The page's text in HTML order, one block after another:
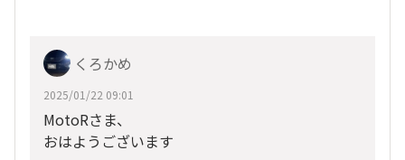
くろかめ
2025/01/22 09:01
MotoRさま、
おはようございます